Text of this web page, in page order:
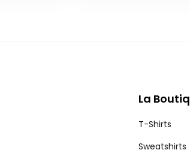
La
T-Shirts
Sweatshirts